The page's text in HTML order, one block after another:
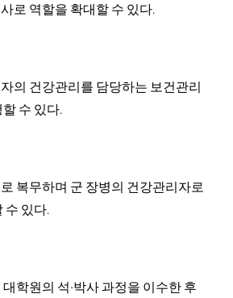
로 역할을 확대할 수 있다.
의 건강관리를 담당하는 보건관리
수 있다.
복무하며 군 장병의 건강관리자로
수 있다.
학원의 석·박사 과정을 이수한 후